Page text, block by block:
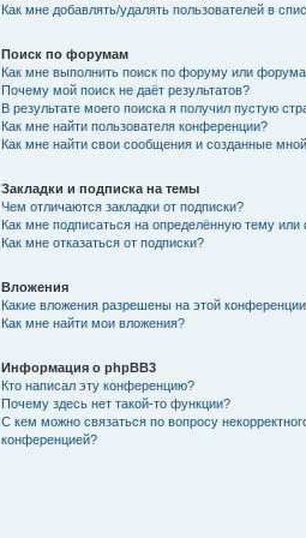
Как мне добавлять/удалять пользователей в
Поиск по форумам
Как мне выполнить поиск по форуму или
Почему мой поиск не даёт результатов?
В результате моего поиска я получил пустую
Как мне найти пользователя конференции?
Как мне найти свои сообщения и созданные
Закладки и подписка на темы
Чем отличаются закладки от подписки?
Как мне подписаться на определённую тему
Как мне отказаться от подписки?
Вложения
Какие вложения разрешены на этой
Как мне найти мои вложения?
Информация о phpBB3
Кто написал эту конференцию?
Почему здесь нет такой-то функции?
С кем можно связаться по вопросу
конференцией?